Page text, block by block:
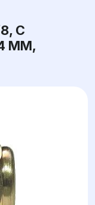
С
ММ,